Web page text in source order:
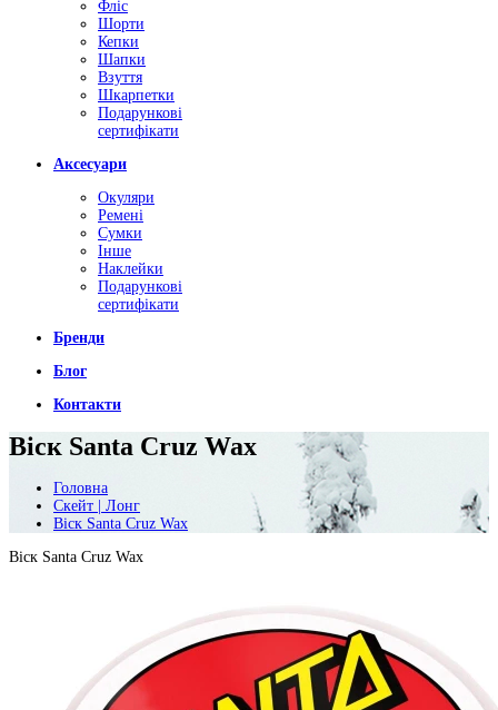
Фліс
Шорти
Кепки
Шапки
Взуття
Шкарпетки
Подарункові
сертифікати
Аксесуари
Окуляри
Ремені
Сумки
Інше
Наклейки
Подарункові
сертифікати
Бренди
Блог
Контакти
Віск Santa Cruz Wax
Головна
Скейт | Лонг
Віск Santa Cruz Wax
Віск Santa Cruz Wax